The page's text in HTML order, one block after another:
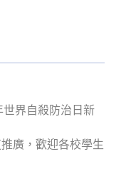
界自殺防治日新
廣，歡迎各校學生